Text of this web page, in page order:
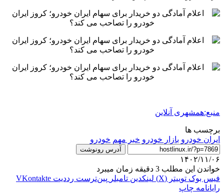
منبع:همشهری آنلاین
برچسب ها
ايران خودرو بازار خودرو خبر مهم خودرو
آدرس رونوشت
۱۴۰۲/۱۱/۰۶
خواندن این مطلب 3 دقیقه زمان میبرد
فیس بوک توییتر (X) لینکدین ‫تامبلر ‫پین‌ترست ‫رددیت ‫VKontakte
رایانامه چاپ